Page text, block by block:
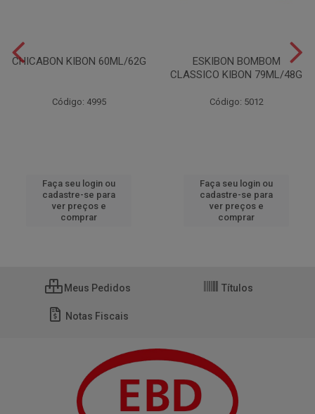
CHICABON KIBON 60ML/62G
Código: 4995
Faça seu login ou
cadastre-se para
ver preços e
comprar
ESKIBON BOMBOM
CLASSICO KIBON 79ML/48G
Código: 5012
Faça seu login ou
cadastre-se para
ver preços e
comprar
Meus Pedidos Títulos
Notas Fiscais